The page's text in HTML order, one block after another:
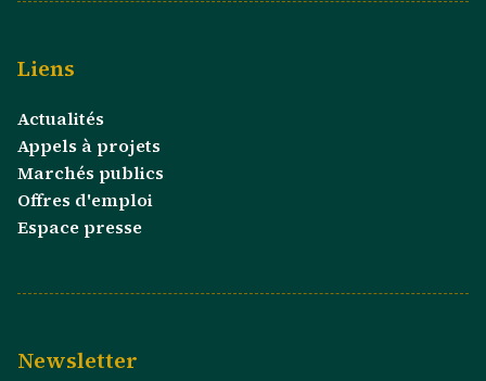
Liens
Actualités
Appels à projets
Marchés publics
Offres d'emploi
Espace presse
Newsletter